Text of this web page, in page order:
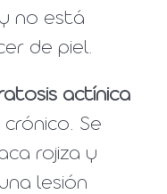
no está
de piel.
actínica
Se
rojiza y
lesión